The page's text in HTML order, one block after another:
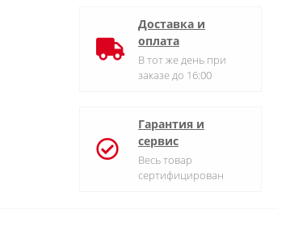
Доставка и
оплата
В тот же день при
заказе до 16:00
Гарантия и
сервис
Весь товар
сертифицирован